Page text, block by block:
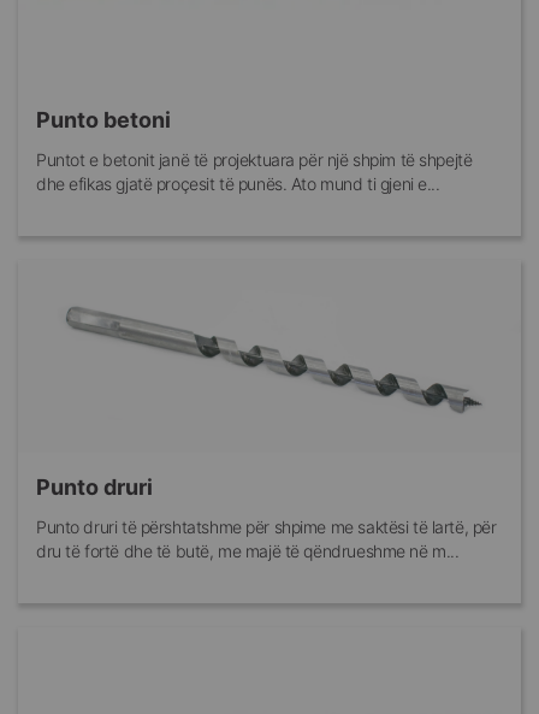
Punto betoni
Puntot e betonit janë të projektuara për një shpim të shpejtë
dhe efikas gjatë proçesit të punës. Ato mund ti gjeni e...
Punto druri
Punto druri të përshtatshme për shpime me saktësi të lartë, për
dru të fortë dhe të butë, me majë të qëndrueshme në m...